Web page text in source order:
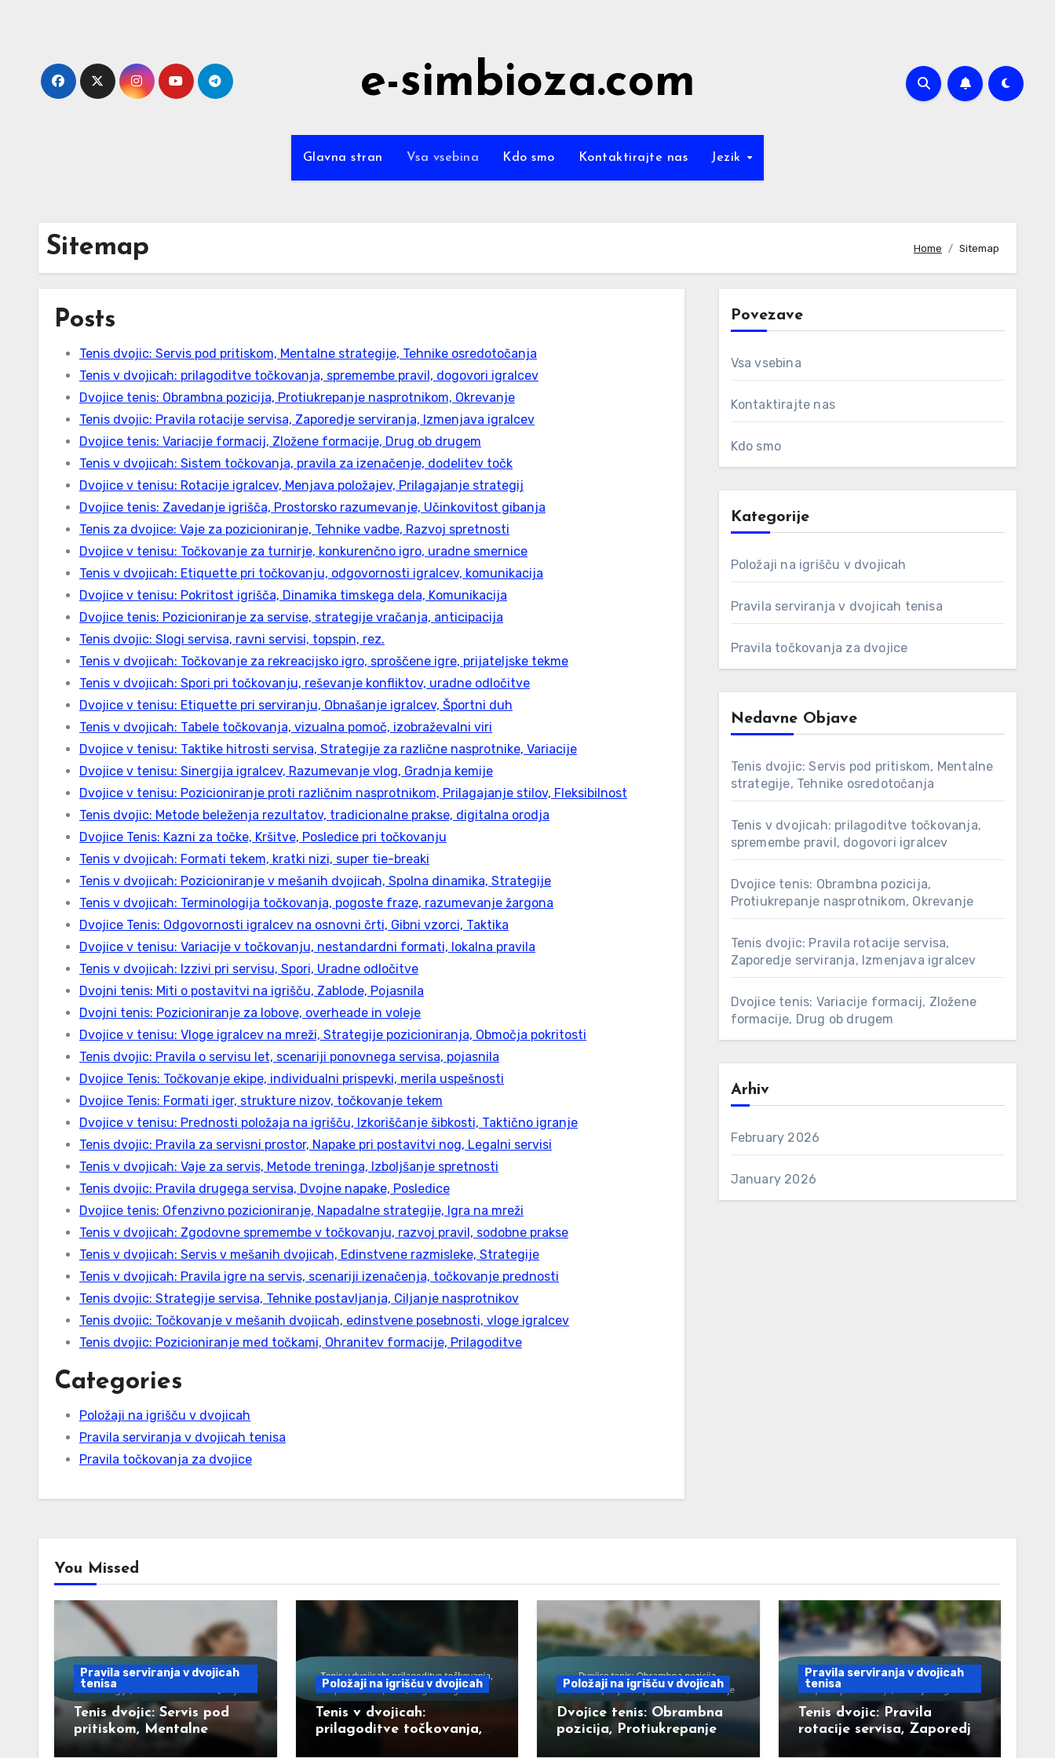
e-simbioza.com
Glavna stran Vsa vsebina Kdo smo Kontaktirajte nas Jezik
Sitemap Home Sitemap
Posts
Tenis dvojic: Servis pod pritiskom, Mentalne strategije, Tehnike osredotočanja
Tenis v dvojicah: prilagoditve točkovanja, spremembe pravil, dogovori igralcev
Dvojice tenis: Obrambna pozicija, Protiukrepanje nasprotnikom, Okrevanje
Tenis dvojic: Pravila rotacije servisa, Zaporedje serviranja, Izmenjava igralcev
Dvojice tenis: Variacije formacij, Zložene formacije, Drug ob drugem
Tenis v dvojicah: Sistem točkovanja, pravila za izenačenje, dodelitev točk
Dvojice v tenisu: Rotacije igralcev, Menjava položajev, Prilagajanje strategij
Dvojice tenis: Zavedanje igrišča, Prostorsko razumevanje, Učinkovitost gibanja
Tenis za dvojice: Vaje za pozicioniranje, Tehnike vadbe, Razvoj spretnosti
Dvojice v tenisu: Točkovanje za turnirje, konkurenčno igro, uradne smernice
Tenis v dvojicah: Etiquette pri točkovanju, odgovornosti igralcev, komunikacija
Dvojice v tenisu: Pokritost igrišča, Dinamika timskega dela, Komunikacija
Dvojice tenis: Pozicioniranje za servise, strategije vračanja, anticipacija
Tenis dvojic: Slogi servisa, ravni servisi, topspin, rez.
Tenis v dvojicah: Točkovanje za rekreacijsko igro, sproščene igre, prijateljske tekme
Tenis v dvojicah: Spori pri točkovanju, reševanje konfliktov, uradne odločitve
Dvojice v tenisu: Etiquette pri serviranju, Obnašanje igralcev, Športni duh
Tenis v dvojicah: Tabele točkovanja, vizualna pomoč, izobraževalni viri
Dvojice v tenisu: Taktike hitrosti servisa, Strategije za različne nasprotnike, Variacije
Dvojice v tenisu: Sinergija igralcev, Razumevanje vlog, Gradnja kemije
Dvojice v tenisu: Pozicioniranje proti različnim nasprotnikom, Prilagajanje stilov, Fleksibilnost
Tenis dvojic: Metode beleženja rezultatov, tradicionalne prakse, digitalna orodja
Dvojice Tenis: Kazni za točke, Kršitve, Posledice pri točkovanju
Tenis v dvojicah: Formati tekem, kratki nizi, super tie-breaki
Tenis v dvojicah: Pozicioniranje v mešanih dvojicah, Spolna dinamika, Strategije
Tenis v dvojicah: Terminologija točkovanja, pogoste fraze, razumevanje žargona
Dvojice Tenis: Odgovornosti igralcev na osnovni črti, Gibni vzorci, Taktika
Dvojice v tenisu: Variacije v točkovanju, nestandardni formati, lokalna pravila
Tenis v dvojicah: Izzivi pri servisu, Spori, Uradne odločitve
Dvojni tenis: Miti o postavitvi na igrišču, Zablode, Pojasnila
Dvojni tenis: Pozicioniranje za lobove, overheade in voleje
Dvojice v tenisu: Vloge igralcev na mreži, Strategije pozicioniranja, Območja pokritosti
Tenis dvojic: Pravila o servisu let, scenariji ponovnega servisa, pojasnila
Dvojice Tenis: Točkovanje ekipe, individualni prispevki, merila uspešnosti
Dvojice Tenis: Formati iger, strukture nizov, točkovanje tekem
Dvojice v tenisu: Prednosti položaja na igrišču, Izkoriščanje šibkosti, Taktično igranje
Tenis dvojic: Pravila za servisni prostor, Napake pri postavitvi nog, Legalni servisi
Tenis v dvojicah: Vaje za servis, Metode treninga, Izboljšanje spretnosti
Tenis dvojic: Pravila drugega servisa, Dvojne napake, Posledice
Dvojice tenis: Ofenzivno pozicioniranje, Napadalne strategije, Igra na mreži
Tenis v dvojicah: Zgodovne spremembe v točkovanju, razvoj pravil, sodobne prakse
Tenis v dvojicah: Servis v mešanih dvojicah, Edinstvene razmisleke, Strategije
Tenis v dvojicah: Pravila igre na servis, scenariji izenačenja, točkovanje prednosti
Tenis dvojic: Strategije servisa, Tehnike postavljanja, Ciljanje nasprotnikov
Tenis dvojic: Točkovanje v mešanih dvojicah, edinstvene posebnosti, vloge igralcev
Tenis dvojic: Pozicioniranje med točkami, Ohranitev formacije, Prilagoditve
Categories
Položaji na igrišču v dvojicah
Pravila serviranja v dvojicah tenisa
Pravila točkovanja za dvojice
Povezave
Vsa vsebina
Kontaktirajte nas
Kdo smo
Kategorije
Položaji na igrišču v dvojicah
Pravila serviranja v dvojicah tenisa
Pravila točkovanja za dvojice
Nedavne Objave
Tenis dvojic: Servis pod pritiskom, Mentalne
strategije, Tehnike osredotočanja
Tenis v dvojicah: prilagoditve točkovanja,
spremembe pravil, dogovori igralcev
Dvojice tenis: Obrambna pozicija,
Protiukrepanje nasprotnikom, Okrevanje
Tenis dvojic: Pravila rotacije servisa,
Zaporedje serviranja, Izmenjava igralcev
Dvojice tenis: Variacije formacij, Zložene
formacije, Drug ob drugem
Arhiv
February 2026
January 2026
You Missed
Pravila serviranja v dvojicah
tenisa
Tenis dvojic: Servis pod
pritiskom, Mentalne
strategije, Tehnike
Položaji na igrišču v dvojicah
Tenis v dvojicah:
prilagoditve točkovanja,
Položaji na igrišču v dvojicah
Dvojice tenis: Obrambna
pozicija, Protiukrepanje
Pravila serviranja v dvojicah
tenisa
Tenis dvojic: Pravila
rotacije servisa, Zaporedje
serviranja, Izmenjava